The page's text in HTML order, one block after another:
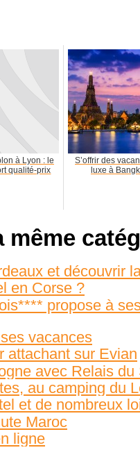
à Lyon : le
qualité-prix
S’offrir des
luxe à
et découvrir
en Corse ?
propose à
vacances
attachant sur Evian
avec Relais du
au camping du
et de nombreux
Maroc
ligne